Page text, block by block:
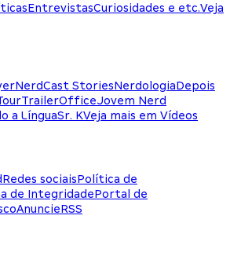
EntrevistasCuriosidades e etc.Veja
NerdCast StoriesNerdologiaDepois
TrailerOfficeJovem Nerd
a LínguaSr. KVeja mais em Vídeos
Redes sociaisPolítica de
de IntegridadePortal de
AnuncieRSS